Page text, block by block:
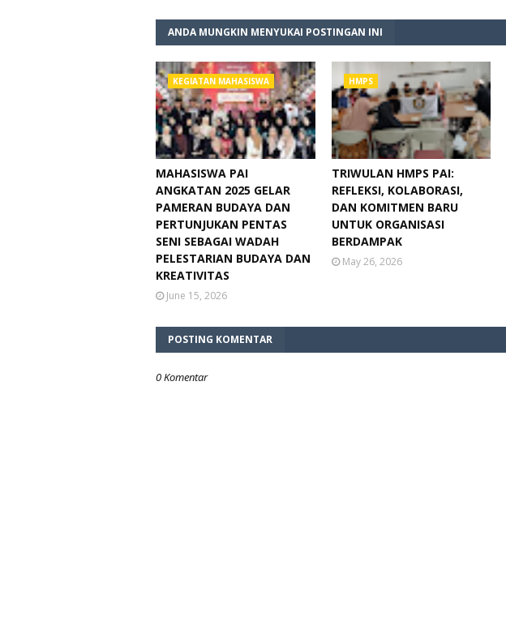
ANDA MUNGKIN MENYUKAI POSTINGAN INI
KEGIATAN MAHASISWA
MAHASISWA PAI
ANGKATAN 2025 GELAR
PAMERAN BUDAYA DAN
PERTUNJUKAN PENTAS
SENI SEBAGAI WADAH
PELESTARIAN BUDAYA DAN
KREATIVITAS
June 15, 2026
HMPS
TRIWULAN HMPS PAI:
REFLEKSI, KOLABORASI,
DAN KOMITMEN BARU
UNTUK ORGANISASI
BERDAMPAK
May 26, 2026
POSTING KOMENTAR
0 Komentar